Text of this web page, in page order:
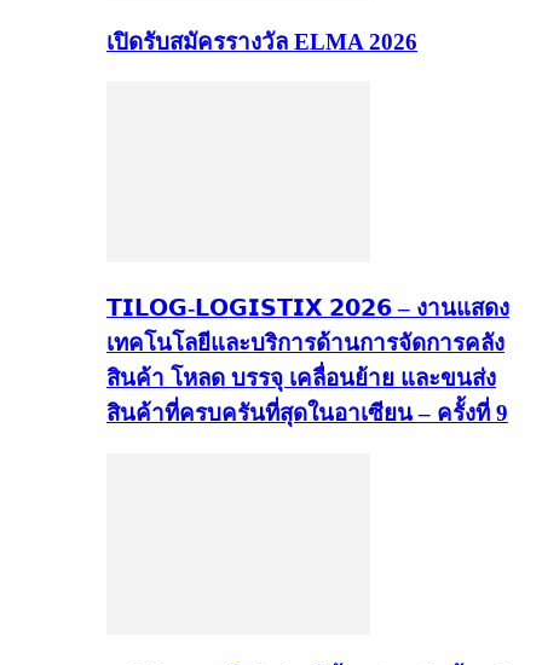
เปิดรับสมัครรางวัล ELMA 2026
𝗧𝗜𝗟𝗢𝗚-𝗟𝗢𝗚𝗜𝗦𝗧𝗜𝗫 𝟮𝟬𝟮𝟲 – งานแสดง
เทคโนโลยีและบริการด้านการจัดการคลัง
สินค้า โหลด บรรจุ เคลื่อนย้าย และขนส่ง
สินค้าที่ครบครันที่สุดในอาเซียน – ครั้งที่ 9